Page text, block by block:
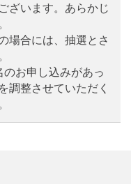
ざいます。あらかじ
場合には、抽選とさ
。
お申し込みがあっ
調整させていただく